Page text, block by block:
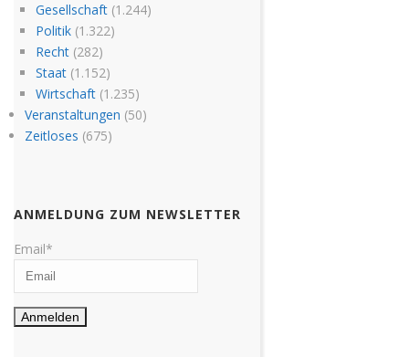
Gesellschaft(1.244)
Politik(1.322)
Recht(282)
Staat(1.152)
Wirtschaft(1.235)
Veranstaltungen (50)
Zeitloses (675)
ANMELDUNG ZUM NEWSLETTER
Email*